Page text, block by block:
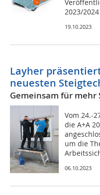
2023/
19.10.2023
Layher
neuesten
Gemeinsam für mehr
Vom 24.-
die A+A
um die
06.10.2023